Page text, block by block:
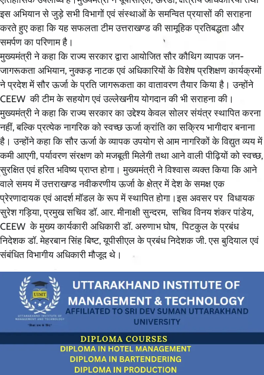
इस अभियान से जुड़े सभी विभागों एवं संस्थाओं के समन्वित प्रयासों की सराहना
करते हुए कहा कि यह सफलता टीम उत्तराखण्ड की सामूहिक प्रतिबद्धता और
समर्पण का परिणाम है।
मुख्यमंत्री ने कहा कि राज्य सरकार द्वारा आयोजित सौर कौथिग व्यापक जन-
जागरूकता अभियान, नुक्कड़ नाटक एवं अधिकारियों के विशेष प्रशिक्षण कार्यक्रमों
ने प्रदेश में सौर ऊर्जा के प्रति जागरूकता का वातावरण तैयार किया है। उन्होंने
CEEW की टीम के सहयोग एवं उल्लेखनीय योगदान की भी सराहना की।
मुख्यमंत्री ने कहा कि राज्य सरकार का उद्देश्य केवल सोलर संयंत्र स्थापित करना
नहीं, बल्कि प्रत्येक नागरिक को स्वच्छ ऊर्जा क्रांति का सक्रिय भागीदार बनाना
है। उन्होंने कहा कि सौर ऊर्जा के व्यापक उपयोग से आम नागरिकों के विद्युत व्यय में
कमी आएगी, पर्यावरण संरक्षण को मजबूती मिलेगी तथा आने वाली पीढ़ियों को स्वच्छ,
सुरक्षित एवं हरित भविष्य प्राप्त होगा। मुख्यमंत्री ने विश्वास व्यक्त किया कि आने
वाले समय में उत्तराखण्ड नवीकरणीय ऊर्जा के क्षेत्र में देश के समक्ष एक
प्रेरणादायक एवं आदर्श मॉडल के रूप में स्थापित होगा।इस अवसर पर विधायक
सुरेश गड़िया, प्रमुख सचिव डॉ. आर. मीनाक्षी सुन्दरम, सचिव विनय शंकर पांडेय,
CEEW के मुख्य कार्यकारी अधिकारी डॉ. अरुणाभ घोष, पिटकुल के प्रबंध
निदेशक डॉ. मेहरबान सिंह बिष्ट, यूपीसीएल के प्रबंध निदेशक जी. एस बुदियाल एवं
संबंधित विभागीय अधिकारी मौजूद थे।